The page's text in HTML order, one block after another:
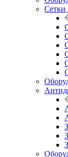
Сетки